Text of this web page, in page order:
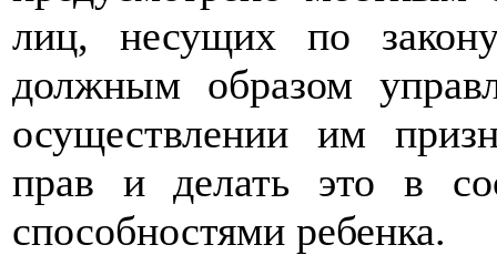
лиц, несущих по закону
должным образом
осуществлении им
прав и делать это в
способностями ребенка.